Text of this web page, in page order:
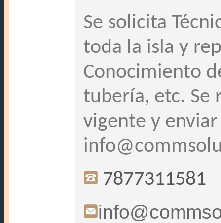
Se solicita
toda la isla y
Conocimiento
tubería, etc. Se
vigente y
7877311581